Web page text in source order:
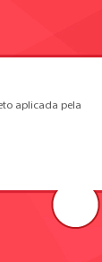
aplicada pela